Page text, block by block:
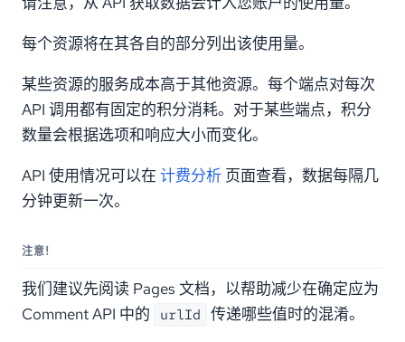
每个资源将在其各自的部分列出该使用量。
某些资源的服务成本高于其他资源。每个端点对每次
API 调用都有固定的积分消耗。对于某些端点，积分
数量会根据选项和响应大小而变化。
API 使用情况可以在 计费分析 页面查看，数据每隔几
分钟更新一次。
注意！
我们建议先阅读 Pages 文档，以帮助减少在确定应为
Comment API 中的
urlId 传递哪些值时的混淆。